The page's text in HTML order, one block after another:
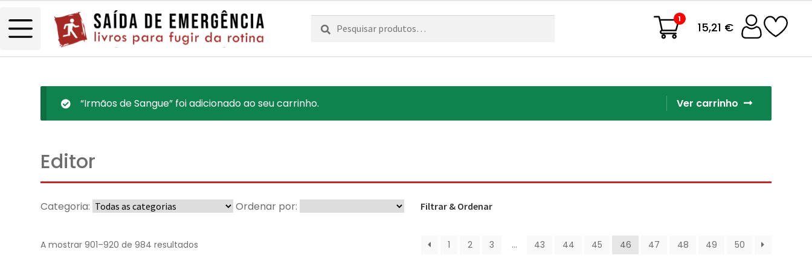
Pesquisar
por:
Pesquisa 1
15,21 €
Ver carrinho
“Irmãos de Sangue” foi adicionado ao seu carrinho.
Editor
Categoria: Ordenar por: Filtrar & Ordenar
A mostrar 901–920 de 984 resultados 1 2 3 … 43 44 45 46 47 48 49 50